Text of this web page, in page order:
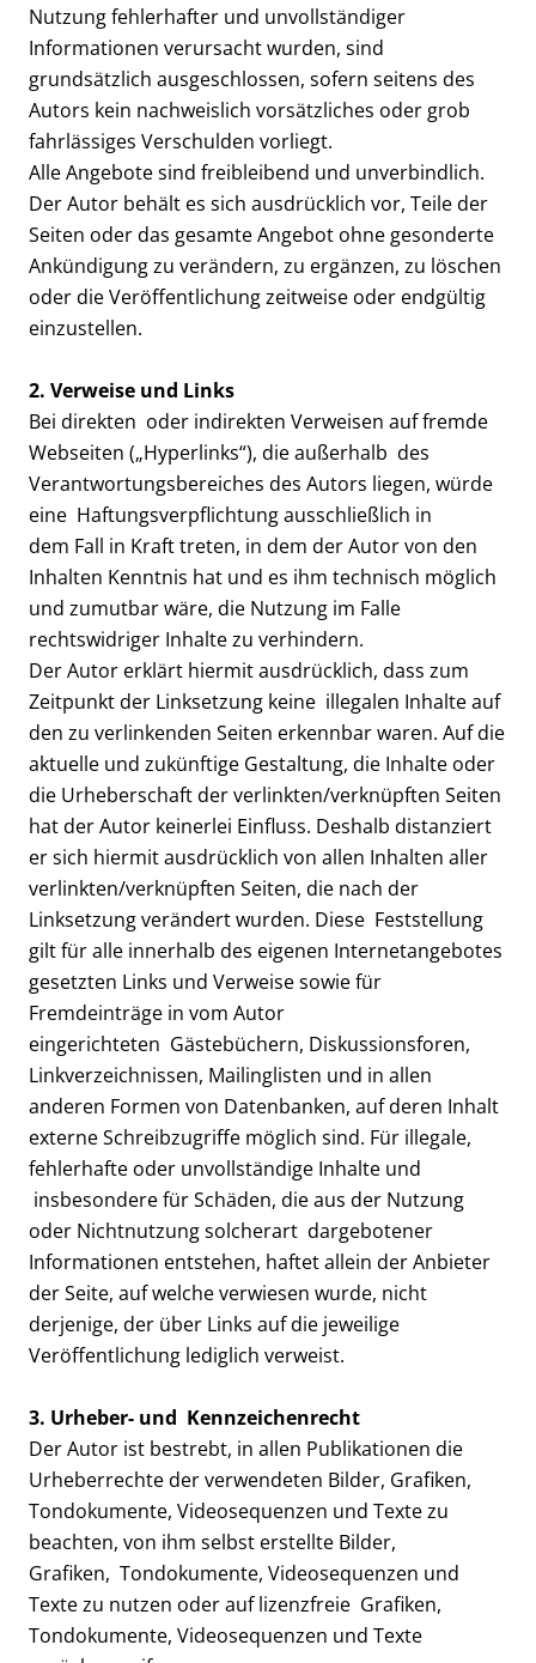
Nutzung fehlerhafter und unvollständiger
Informationen verursacht wurden, sind
grundsätzlich ausgeschlossen, sofern seitens des
Autors kein nachweislich vorsätzliches oder grob
fahrlässiges Verschulden vorliegt.
Alle Angebote sind freibleibend und unverbindlich.
Der Autor behält es sich ausdrücklich vor, Teile der
Seiten oder das gesamte Angebot ohne gesonderte
Ankündigung zu verändern, zu ergänzen, zu löschen
oder die Veröffentlichung zeitweise oder endgültig
einzustellen.
2. Verweise und Links
Bei direkten oder indirekten Verweisen auf fremde
Webseiten („Hyperlinks“), die außerhalb des
Verantwortungsbereiches des Autors liegen, würde
eine Haftungsverpflichtung ausschließlich in
dem Fall in Kraft treten, in dem der Autor von den
Inhalten Kenntnis hat und es ihm technisch möglich
und zumutbar wäre, die Nutzung im Falle
rechtswidriger Inhalte zu verhindern.
Der Autor erklärt hiermit ausdrücklich, dass zum
Zeitpunkt der Linksetzung keine illegalen Inhalte auf
den zu verlinkenden Seiten erkennbar waren. Auf die
aktuelle und zukünftige Gestaltung, die Inhalte oder
die Urheberschaft der verlinkten/verknüpften Seiten
hat der Autor keinerlei Einfluss. Deshalb distanziert
er sich hiermit ausdrücklich von allen Inhalten aller
verlinkten/verknüpften Seiten, die nach der
Linksetzung verändert wurden. Diese Feststellung
gilt für alle innerhalb des eigenen Internetangebotes
gesetzten Links und Verweise sowie für
Fremdeinträge in vom Autor
eingerichteten Gästebüchern, Diskussionsforen,
Linkverzeichnissen, Mailinglisten und in allen
anderen Formen von Datenbanken, auf deren Inhalt
externe Schreibzugriffe möglich sind. Für illegale,
fehlerhafte oder unvollständige Inhalte und
insbesondere für Schäden, die aus der Nutzung
oder Nichtnutzung solcherart dargebotener
Informationen entstehen, haftet allein der Anbieter
der Seite, auf welche verwiesen wurde, nicht
derjenige, der über Links auf die jeweilige
Veröffentlichung lediglich verweist.
3. Urheber- und Kennzeichenrecht
Der Autor ist bestrebt, in allen Publikationen die
Urheberrechte der verwendeten Bilder, Grafiken,
Tondokumente, Videosequenzen und Texte zu
beachten, von ihm selbst erstellte Bilder,
Grafiken, Tondokumente, Videosequenzen und
Texte zu nutzen oder auf lizenzfreie Grafiken,
Tondokumente, Videosequenzen und Texte